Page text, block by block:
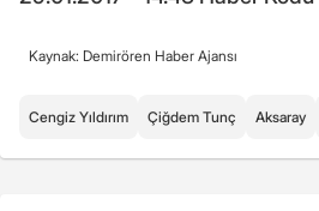
Kaynak: Demirören Haber Ajansı
Cengiz Yıldırım Çiğdem Tunç Aksaray